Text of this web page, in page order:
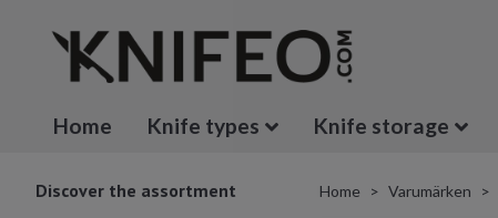
Home Knife types Knife storage
Discover the assortment Home Varumärken